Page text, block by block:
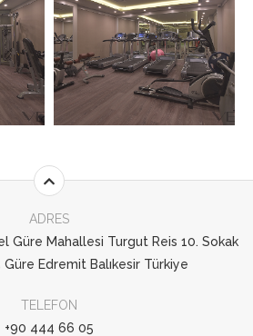
ADRES
Güre Mahallesi Turgut Reis 10. Sokak
Güre Edremit Balıkesir Türkiye
TELEFON
+90 444 66 05